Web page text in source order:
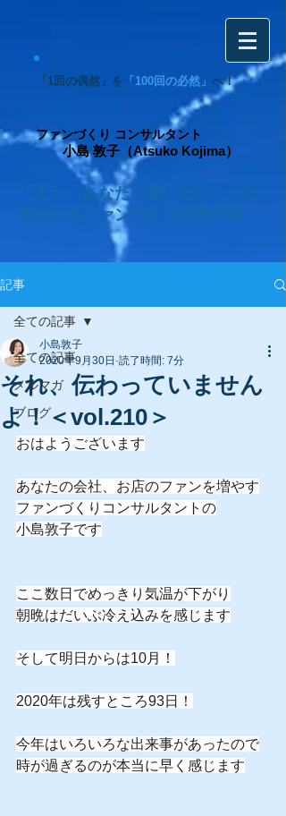
「1回の偶然」を 「100回の必然」 へ！
ファンづくり コンサルタント
小島 敦子（Atsuko Kojima）
「また、あなたに逢いたい！」と
言われるファンづくりの専門家
記事
全ての記事
メルマガ
ブログ
全ての記事
それ、伝わっていません
よ！＜vol.210＞
小島敦子
2020年9月30日 読了時間: 7分
おはようございます
あなたの会社、お店のファンを増やす
ファンづくりコンサルタントの
小島敦子です
ここ数日でめっきり気温が下がり
朝晩はだいぶ冷え込みを感じます
そして明日からは10月！
2020年は残すところ93日！
今年はいろいろな出来事があったので
時が過ぎるのが本当に早く感じます